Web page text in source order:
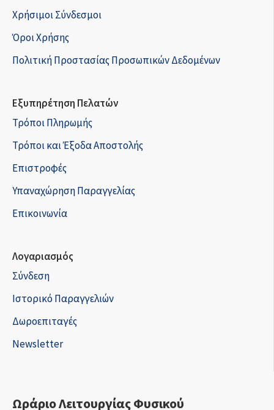
Χρήσιμοι Σύνδεσμοι
Όροι Χρήσης
Πολιτική Προστασίας Προσωπικών Δεδομένων
Εξυπηρέτηση Πελατών
Τρόποι Πληρωμής
Τρόποι και Έξοδα Αποστολής
Επιστροφές
Υπαναχώρηση Παραγγελίας
Επικοινωνία
Λογαριασμός
Σύνδεση
Ιστορικό Παραγγελιών
Δωροεπιταγές
Newsletter
Ωράριο Λειτουργίας Φυσικού